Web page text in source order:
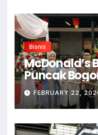
Bisnis
McDonald’s
Puncak
FEBRUARY 22,